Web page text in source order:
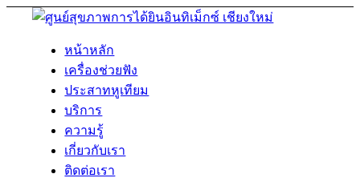
หน้าหลัก
เครื่องช่วยฟัง
ประสาทหูเทียม
บริการ
ความรู้
เกี่ยวกับเรา
ติดต่อเรา